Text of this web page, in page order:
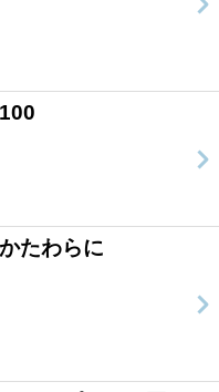
たわらに